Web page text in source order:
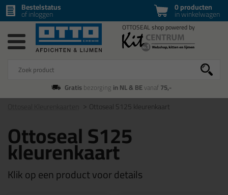
0 producten
in winkelwagen
Bestelstatus
of inloggen
Gratisbezorging in NL & BEvanaf75,-
Ottoseal S125 kleurenkaart
Ottoseal S125
kleurenkaart
Klik op een product voor details